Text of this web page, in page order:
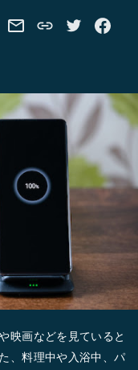
SHARE THIS VIA EMAIL
Share this link
SHARE THIS
SHARE
映画などを見ていると
、料理中や入浴中、パ